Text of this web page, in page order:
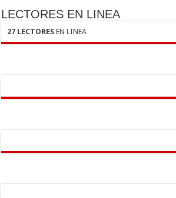
LECTORES EN LINEA
27 LECTORES EN LINEA